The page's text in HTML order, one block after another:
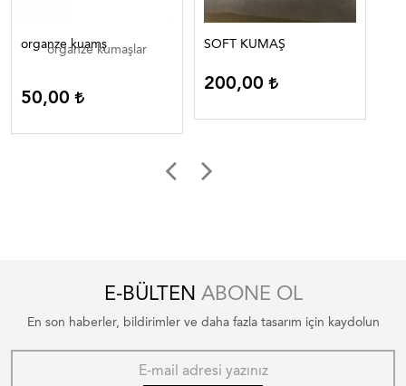
organze kuamş
organze kumaşlar
50,00
SOFT KUMAŞ
200,00
E-BÜLTEN ABONE OL
En son haberler, bildirimler ve daha fazla tasarım için kaydolun